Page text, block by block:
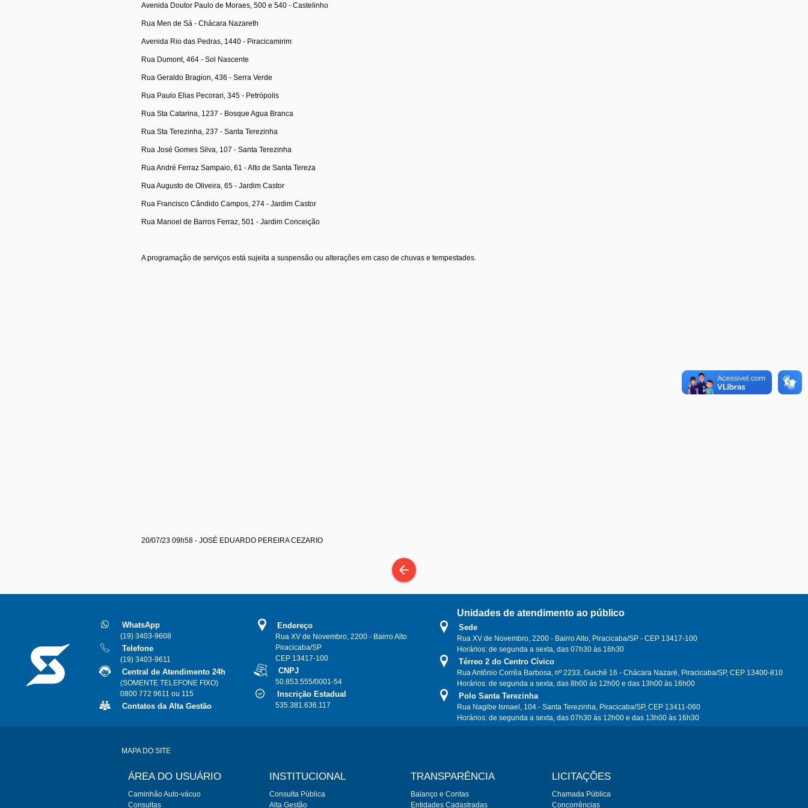
Avenida Doutor Paulo de Moraes, 500 e 540 - Castelinho
Rua Men de Sá - Chácara Nazareth
Avenida Rio das Pedras, 1440 - Piracicamirim
Rua Dumont, 464 - Sol Nascente
Rua Geraldo Bragion, 436 - Serra Verde
Rua Paulo Elias Pecorari, 345 - Petrópolis
Rua Sta Catarina, 1237 - Bosque Agua Branca
Rua Sta Terezinha, 237 - Santa Terezinha
Rua José Gomes Silva, 107 - Santa Terezinha
Rua André Ferraz Sampaio, 61 - Alto de Santa Tereza
Rua Augusto de Oliveira, 65 - Jardim Castor
Rua Francisco Cândido Campos, 274 - Jardim Castor
Rua Manoel de Barros Ferraz, 501 - Jardim Conceição
A programação de serviços está sujeita a suspensão ou alterações em caso de chuvas e tempestades.
20/07/23 09h58 - JOSÉ EDUARDO PEREIRA CEZARIO
arrow_back
WhatsApp
(19) 3403-9608
Telefone
(19) 3403-9611
Central de Atendimento 24h
(SOMENTE TELEFONE FIXO)
0800 772 9611 ou 115
Contatos da Alta Gestão
Endereço
Rua XV de Novembro, 2200 - Bairro Alto
Piracicaba/SP
CEP 13417-100
CNPJ
50.853.555/0001-54
Inscrição Estadual
535.381.636.117
Unidades de atendimento ao público
Sede
Rua XV de Novembro, 2200 - Bairro Alto, Piracicaba/SP - CEP 13417-100
Horários: de segunda a sexta, das 07h30 às 16h30
Térreo 2 do Centro Cívico
Rua Antônio Corrêa Barbosa, nº 2233, Guichê 16 - Chácara Nazaré, Piracicaba/SP, CEP 13400-810
Horários: de segunda a sexta, das 8h00 às 12h00 e das 13h00 às 16h00
Polo Santa Terezinha
Rua Nagibe Ismael, 104 - Santa Terezinha, Piracicaba/SP, CEP 13411-060
Horários: de segunda a sexta, das 07h30 às 12h00 e das 13h00 às 16h30
MAPA DO SITE
LICITAÇÕES
Chamada Pública
Concorrências
TRANSPARÊNCIA
Balanço e Contas
Entidades Cadastradas
INSTITUCIONAL
Consulta Pública
Alta Gestão
ÁREA DO USUÁRIO
Caminhão Auto-vácuo
Consultas